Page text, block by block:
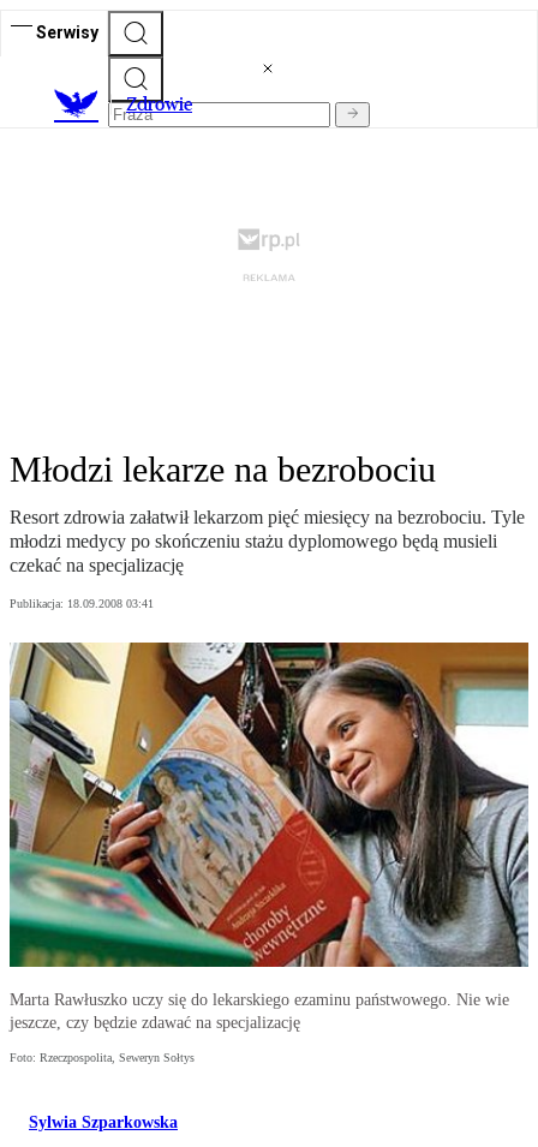
Serwisy
Zdrowie
Młodzi lekarze na bezrobociu
Resort zdrowia załatwił lekarzom pięć miesięcy na bezrobociu. Tyle
młodzi medycy po skończeniu stażu dyplomowego będą musieli
czekać na specjalizację
Publikacja: 18.09.2008 03:41
Marta Rawłuszko uczy się do lekarskiego ezaminu państwowego. Nie wie
jeszcze, czy będzie zdawać na specjalizację
Foto: Rzeczpospolita, Seweryn Sołtys
Sylwia Szparkowska